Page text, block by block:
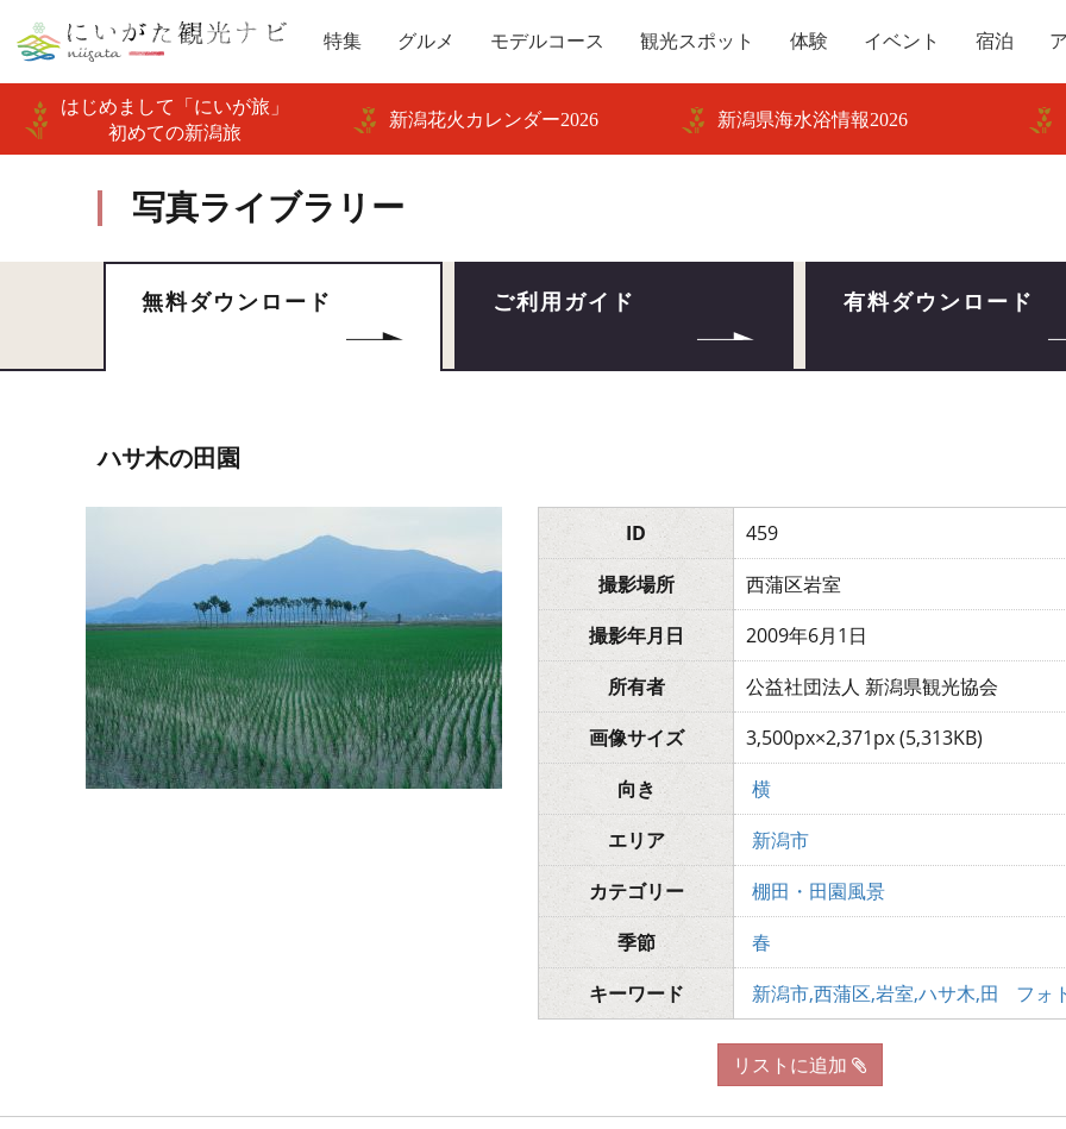
特集 グルメ モデルコース 観光スポット 体験 イベント 宿泊
はじめまして「にいが旅」
初めての新潟旅
新潟花火カレンダー2026 新潟県海水浴情報2026
写真ライブラリー
無料ダウンロード ご利用ガイド 有料ダウンロード
ハサ木の田園
ID
459
撮影場所
西蒲区岩室
撮影年月日
2009年6月1日
所有者
公益社団法人 新潟県観光協会
画像サイズ
3,500px×2,371px (5,313KB)
向き
横
エリア
新潟市
カテゴリー
棚田・田園風景
季節
春
キーワード
新潟市,西蒲区,岩室,ハサ木,田 フォ
リストに追加